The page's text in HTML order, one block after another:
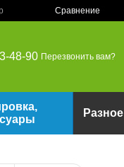
Сравнение
48-90 Перезвонить вам?
Разное